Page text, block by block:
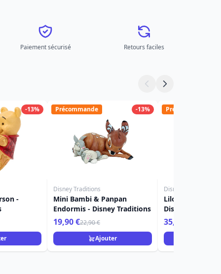
Paiement sécurisé Retours faciles
-13%
-
-13%
Précommande
Disney Traditions
Mini Bambi & Panpan
Endormis - Disney Traditions
19,90 €22,90 €
Ajouter
Précommande
Disney Traditions
Lilo, Stitch et
Disney
35,90 €